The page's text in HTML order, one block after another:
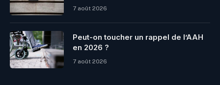
7 août 2026
Peut-on toucher un rappel de l’AAH
en 2026 ?
7 août 2026